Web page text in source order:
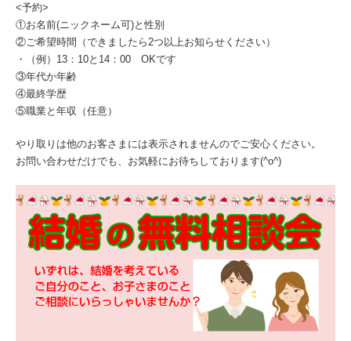
<予約>
①お名前(ニックネーム可)と性別
②ご希望時間（できましたら2つ以上お知らせください）
・（例）13：10と14：00 OKです
③年代か年齢
④最終学歴
⑤職業と年収（任意）
やり取りは他のお客さまには表示されませんのでご安心ください。
お問い合わせだけでも、お気軽にお待ちしております(^o^)